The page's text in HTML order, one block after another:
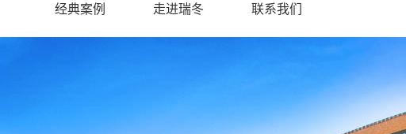
经典案例 走进瑞冬 联系我们